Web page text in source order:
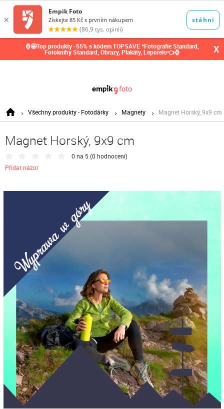
⌚🤩Top produkty -55% s kódem TOPSAVE *Fotografie Standard,
Fotoknihy Standard, Obrazy, Plakáty, Leporelo👈⌚ X
Všechny produkty - Fotodárky Magnety Magnet Horský, 9x9 cm
Magnet Horský, 9x9 cm
0 na 5 (0 hodnocení)
Přidat názor